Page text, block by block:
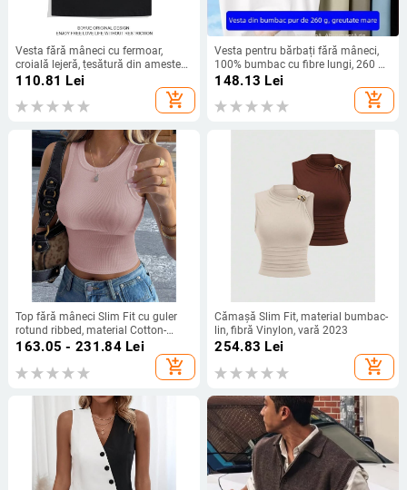
Vesta fără mâneci cu fermoar,
croială lejeră, țesătură din amestec
de poliester, vară 2025
110.81 Lei
add_shopping_cart
Vesta pentru bărbați fără mâneci,
100% bumbac cu fibre lungi, 260 g,
croială ajustată, stil minimalist,
148.13 Lei
add_shopping_cart
Top fără mâneci Slim Fit cu guler
rotund ribbed, material Cotton-
Linen, vară 2023
163.05 - 231.84Lei
add_shopping_cart
Cămașă Slim Fit, material bumbac-
lin, fibră Vinylon, vară 2023
254.83 Lei
add_shopping_cart